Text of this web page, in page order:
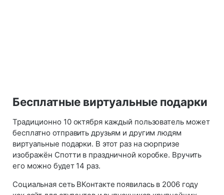
Бесплатные виртуальные подарки
Традиционно 10 октября каждый пользователь может
бесплатно отправить друзьям и другим людям
виртуальные подарки. В этот раз на сюрпризе
изображён Спотти в праздничной коробке. Вручить
его можно будет 14 раз.
Социальная сеть ВКонтакте появилась в 2006 году